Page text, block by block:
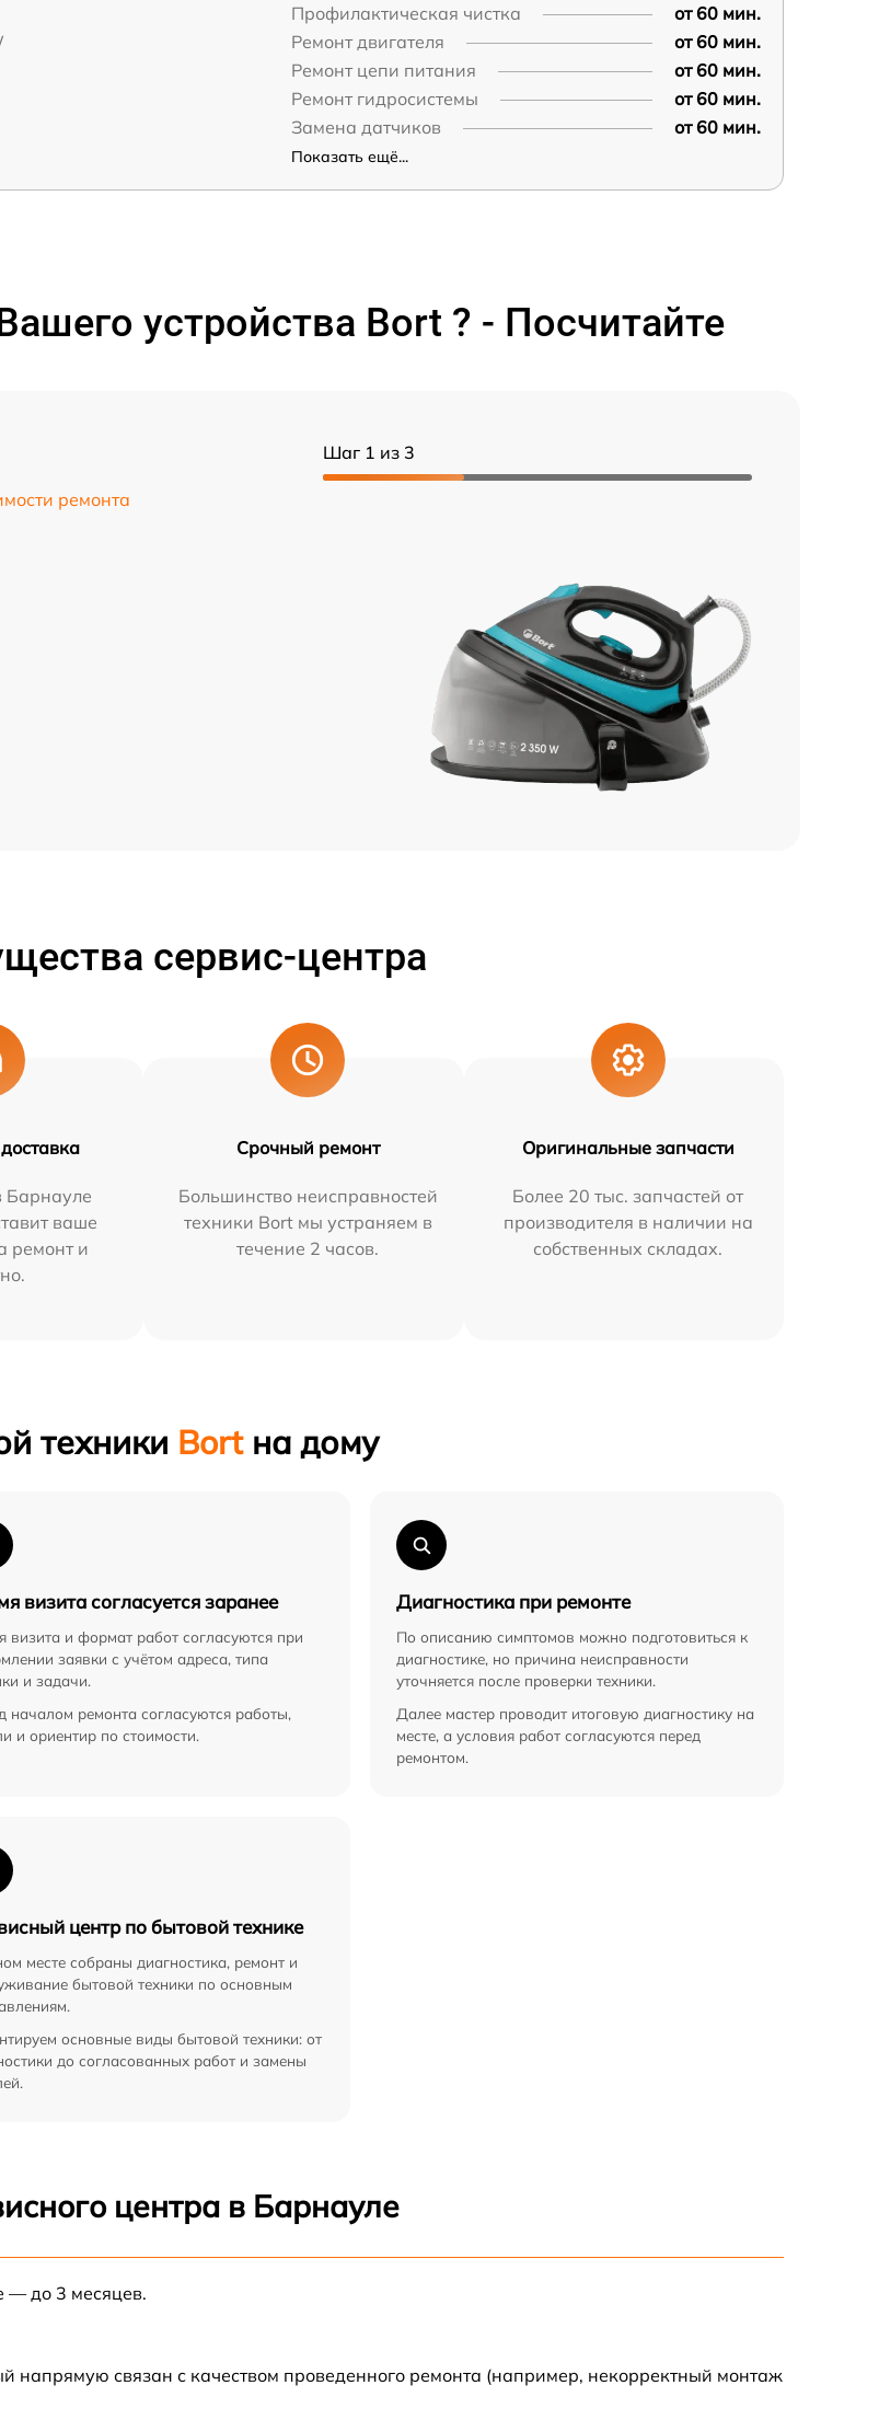
Профилактическая чистка
от 60 мин.
Ремонт двигателя
от 60 мин.
Ремонт цепи питания
от 60 мин.
Ремонт гидросистемы
от 60 мин.
Замена датчиков
от 60 мин.
Показать ещё...
устройства Bort ? - Посчитайте
Шаг 1 из 3
ремонта
сервис-центра
Барнауле
ваше
ремонт и
Срочный ремонт
Большинство неисправностей
техники Bort мы устраняем в
течение 2 часов.
Оригинальные запчасти
Более 20 тыс. запчастей от
производителя в наличии на
собственных складах.
техники Bortна дому
визита согласуется заранее
визита и формат работ согласуются при
заявки с учётом адреса, типа
и задачи.
началом ремонта согласуются работы,
и ориентир по стоимости.
Диагностика при ремонте
По описанию симптомов можно подготовиться к
диагностике, но причина неисправности
уточняется после проверки техники.
Далее мастер проводит итоговую диагностику на
месте, а условия работ согласуются перед
ремонтом.
центр по бытовой технике
месте собраны диагностика, ремонт и
бытовой техники по основным
основные виды бытовой техники: от
до согласованных работ и замены
центра в Барнауле
— до 3 месяцев.
напрямую связан с качеством проведенного ремонта (например, некорректный монтаж